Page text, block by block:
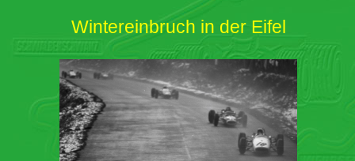
Wintereinbruch in der Eifel